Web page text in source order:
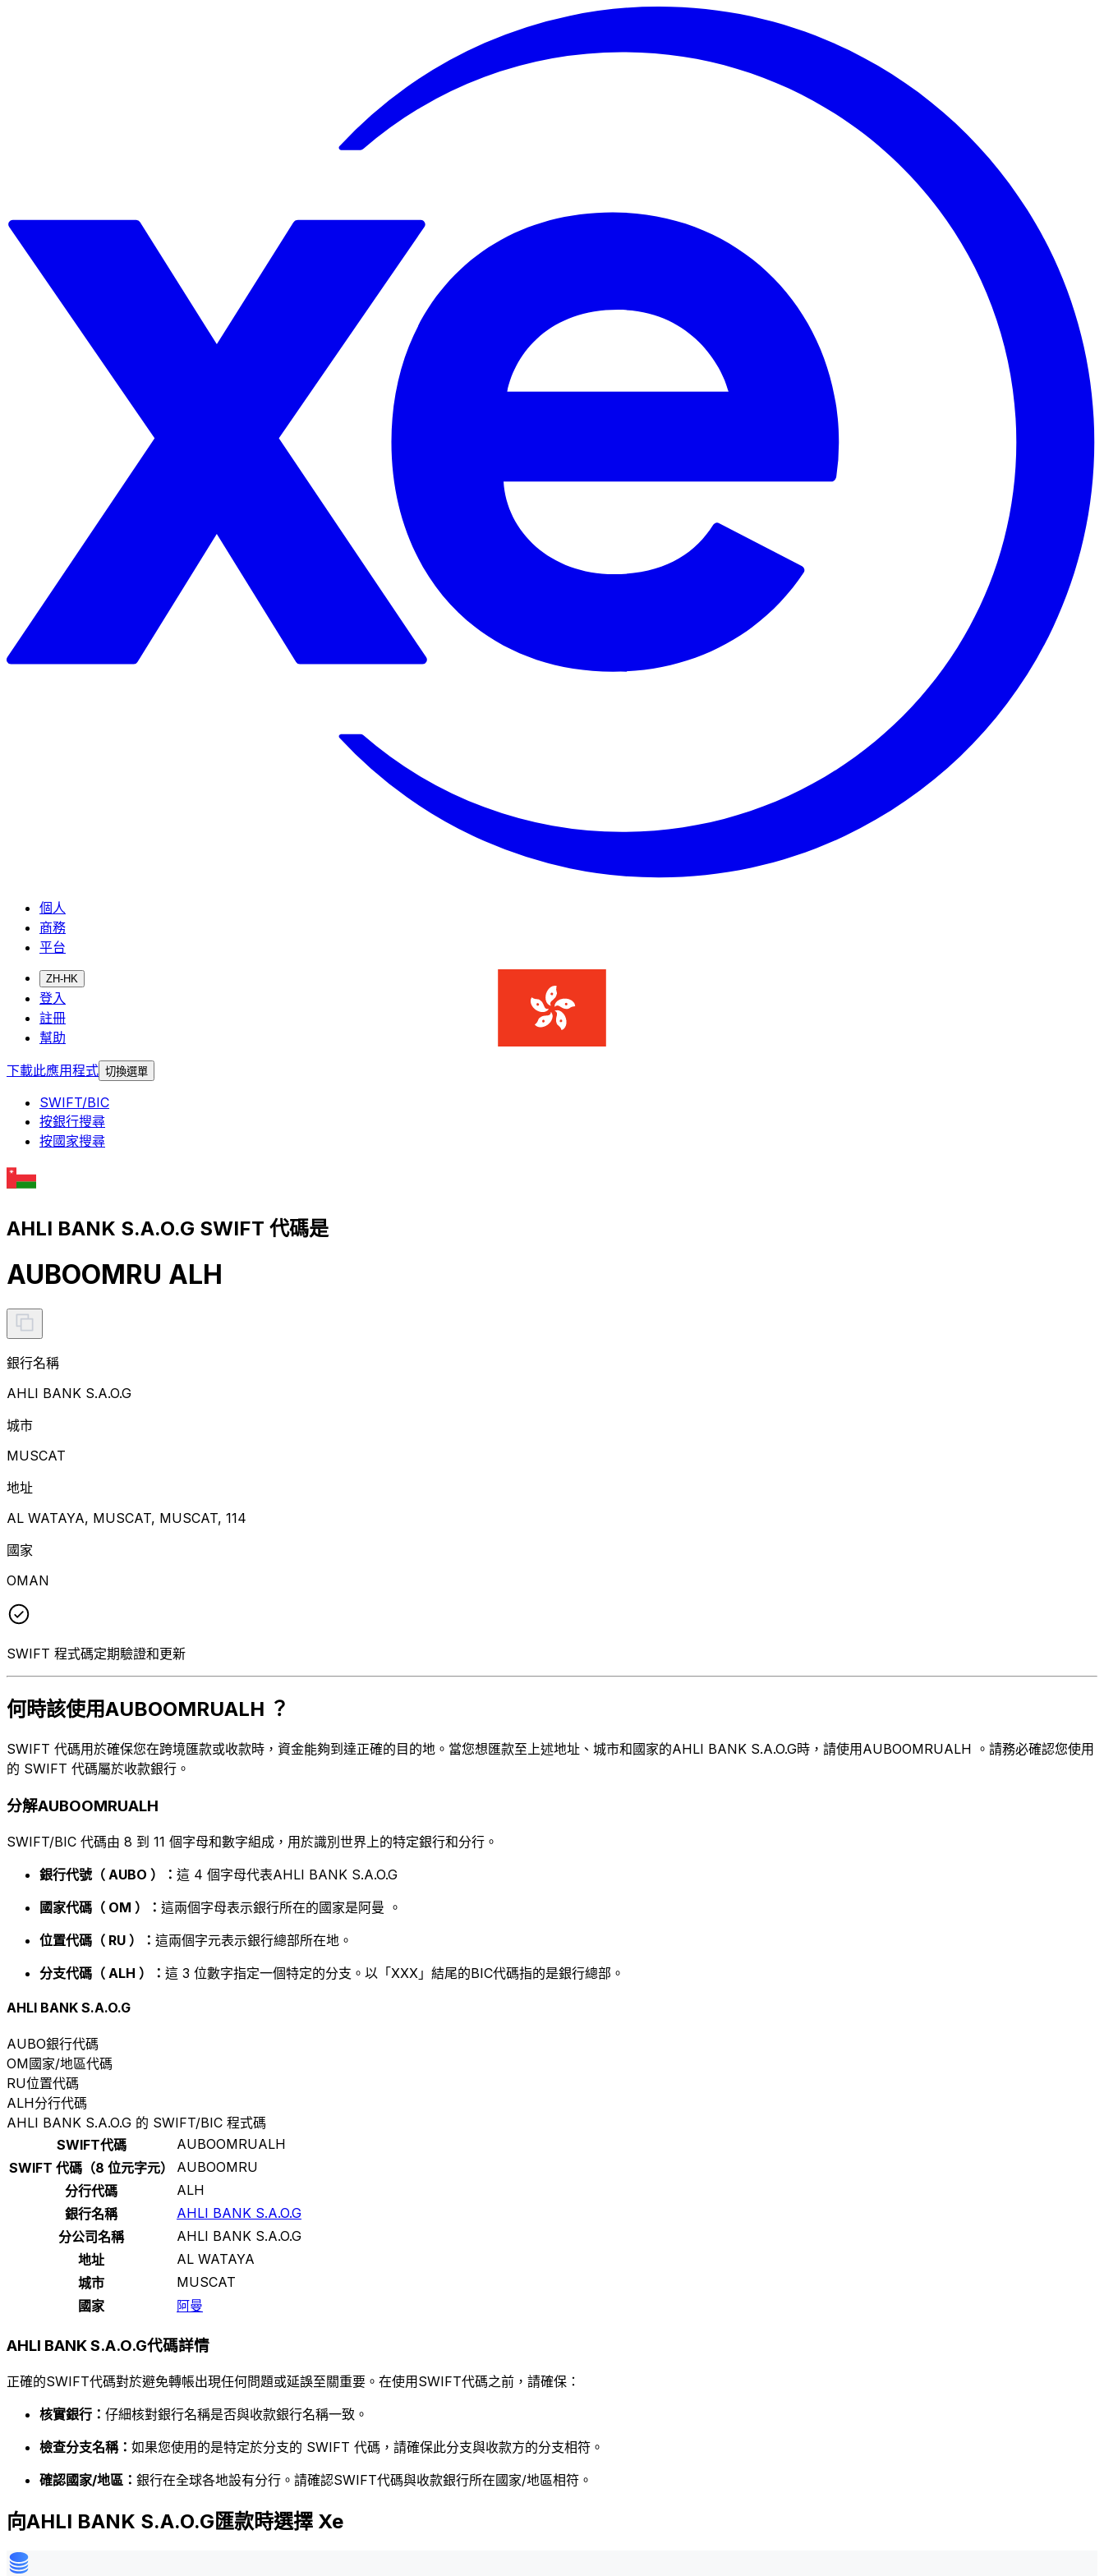
個人
商務
平台
ZH-HK
登入
註冊
幫助
下載此應用程式 切換選單
SWIFT/BIC
按銀行搜尋
按國家搜尋
AHLI BANK S.A.O.G SWIFT 代碼是
AUBOOMRU ALH
銀行名稱
AHLI BANK S.A.O.G
城市
MUSCAT
地址
AL WATAYA, MUSCAT, MUSCAT, 114
國家
OMAN
SWIFT 程式碼定期驗證和更新
何時該使用AUBOOMRUALH ？
SWIFT 代碼用於確保您在跨境匯款或收款時，資金能夠到達正確的目的地。當您想匯款至上述地址、城市和國家的AHLI BANK S.A.O.G時，請使用AUBOOMRUALH 。請務必確認您使用
的 SWIFT 代碼屬於收款銀行。
分解AUBOOMRUALH
SWIFT/BIC 代碼由 8 到 11 個字母和數字組成，用於識別世界上的特定銀行和分行。
銀行代號（ AUBO ）： 這 4 個字母代表AHLI BANK S.A.O.G
國家代碼（ OM ）： 這兩個字母表示銀行所在的國家是阿曼 。
位置代碼（ RU ）： 這兩個字元表示銀行總部所在地。
分支代碼（ ALH ）： 這 3 位數字指定一個特定的分支。以「XXX」結尾的BIC代碼指的是銀行總部。
AHLI BANK S.A.O.G
AUBO銀行代碼
OM國家/地區代碼
RU位置代碼
ALH分行代碼
AHLI BANK S.A.O.G 的 SWIFT/BIC 程式碼
SWIFT代碼
AUBOOMRUALH
SWIFT 代碼（8 位元字元）
AUBOOMRU
分行代碼
ALH
銀行名稱
AHLI BANK S.A.O.G
分公司名稱
AHLI BANK S.A.O.G
地址
AL WATAYA
城市
MUSCAT
國家
阿曼
AHLI BANK S.A.O.G代碼詳情
正確的SWIFT代碼對於避免轉帳出現任何問題或延誤至關重要。在使用SWIFT代碼之前，請確保：
核實銀行： 仔細核對銀行名稱是否與收款銀行名稱一致。
檢查分支名稱： 如果您使用的是特定於分支的 SWIFT 代碼，請確保此分支與收款方的分支相符。
確認國家/地區： 銀行在全球各地設有分行。請確認SWIFT代碼與收款銀行所在國家/地區相符。
向AHLI BANK S.A.O.G匯款時選擇 Xe